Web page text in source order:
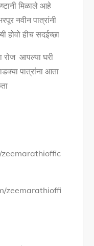
मिळाले आहे
नवीन पात्रांनी
होवो हीच सदईच्छा
रोज आपल्या घरी
पात्रांना आता
zeemarathioffi